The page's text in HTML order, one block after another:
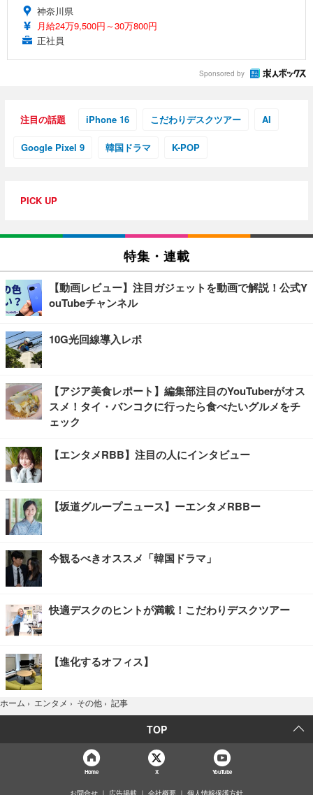
神奈川県
月給24万9,500円～30万800円
正社員
Sponsored by
注目の話題 iPhone 16 こだわりデスクツアー AI
Google Pixel 9 韓国ドラマ K-POP
PICK UP
特集・連載
【動画レビュー】注目ガジェットを動画で解説！公式Y
ouTubeチャンネル
10G光回線導入レポ
【アジア美食レポート】編集部注目のYouTuberがオス
スメ！タイ・バンコクに行ったら食べたいグルメをチ
ェック
【エンタメRBB】注目の人にインタビュー
【坂道グループニュース】ーエンタメRBBー
今観るべきオススメ「韓国ドラマ」
快適デスクのヒントが満載！こだわりデスクツアー
【進化するオフィス】
ホーム › エンタメ › その他 › 記事
TOP
Home X YouTube
お問合せ 広告掲載 会社概要 個人情報保護方針